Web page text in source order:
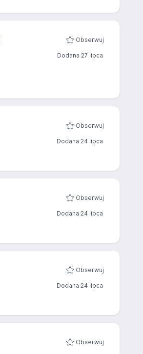
Obserwuj
Dodana 27 lipca
Obserwuj
Dodana 24 lipca
Obserwuj
Dodana 24 lipca
Obserwuj
Dodana 24 lipca
Obserwuj